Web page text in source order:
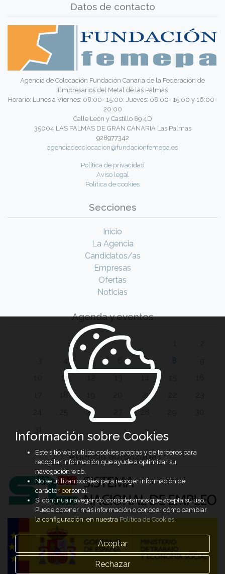
Datos de contacto
Agencia de Colocación Fundación Canaria de la Federación de
Empresarios del Metal de las Palmas
Horario: Lunes a Viernes: 08:00- 15:00; Jueves: 08:00- 15:00 y 16:00-
20:00
Calle León y Castillo 89 4D
35004 LAS PALMAS DE GRAN CANARIA Las Palmas
928977342
agenciadecolocacion@fundacionfemepa.es
Política de privacidad
Aviso legal
Política de cookies
Secciones
Inicio
La Agencia
Candidatos/as
Empresas
Ofertas
Noticias
Agenda y eventos
5 7
11
21
26 28
Agencia autorizada
Información sobre Cookies
Este sitio web utiliza cookies propias y de terceros para
recopilar información que ayude a optimizar su
navegación web.
No se utilizan cookies para recoger información de
carácter personal.
Si continúa navegando, consideramos que acepta su uso.
Puede obtener más información o conocer cómo cambiar
la configuración, en nuestraPolítica de Cookies.
Aceptar
Rechazar